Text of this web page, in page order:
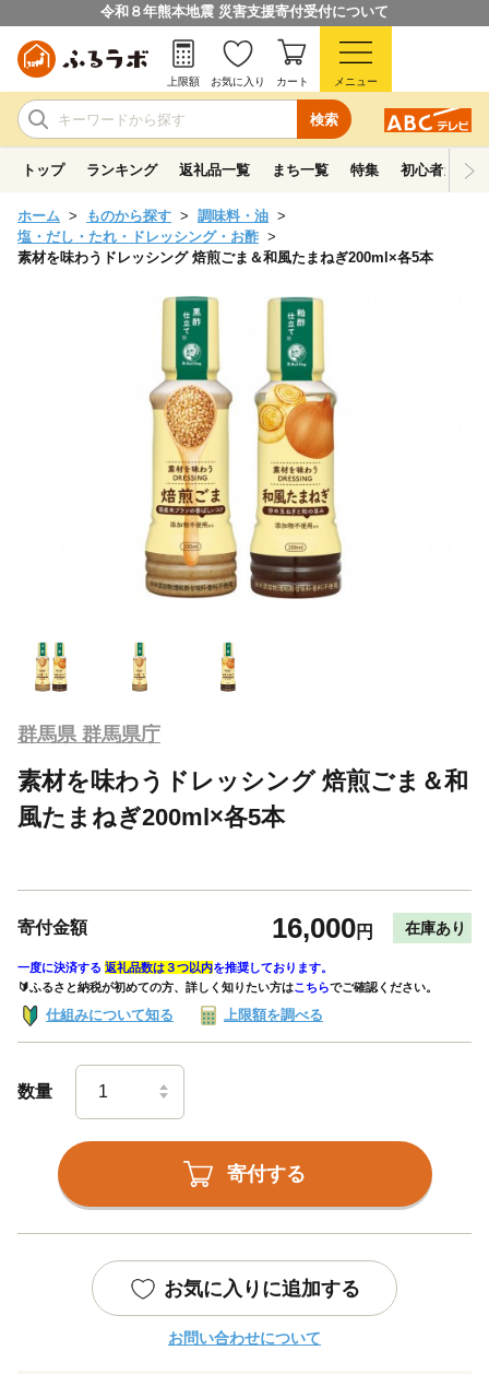
令和８年熊本地震 災害支援寄付受付について
検索
上限額 お気に入り カート メニュー
トップ ランキング 返礼品一覧 まち一覧 特集 初心者ガイド
ホーム ものから探す
調味料・油
塩・だし・たれ・ドレッシング・お酢
素材を味わうドレッシング 焙煎ごま＆和風たまねぎ200ml×各5本
群馬県 群馬県庁
素材を味わうドレッシング 焙煎ごま＆和
風たまねぎ200ml×各5本
寄付金額 16,000円 在庫あり
一度に決済する 返礼品数は３つ以内を推奨しております。
🔰ふるさと納税が初めての方、詳しく知りたい方はこちらでご確認ください。
仕組みについて知る 上限額を調べる
数量
寄付する
お気に入りに追加する
お問い合わせについて